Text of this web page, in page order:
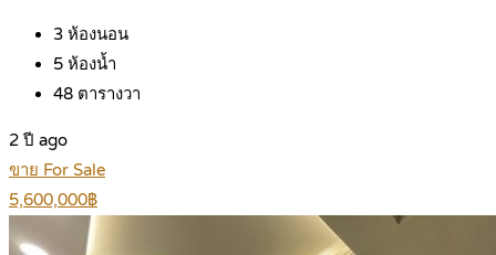
3 ห้องนอน
5 ห้องน้ำ
48 ตารางวา
2 ปี ago
ขาย For Sale
5,600,000฿